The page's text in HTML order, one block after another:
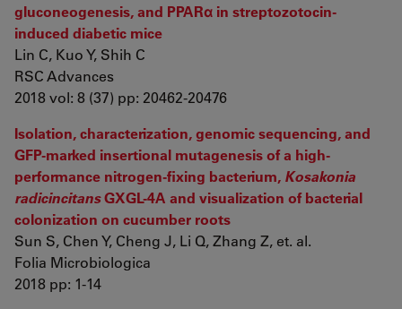
gluconeogenesis, and PPARα in streptozotocin-
induced diabetic mice
Lin C, Kuo Y, Shih C
RSC Advances
2018 vol: 8 (37) pp: 20462-20476
Isolation, characterization, genomic sequencing, and
GFP-marked insertional mutagenesis of a high-
performance nitrogen-fixing bacterium, Kosakonia
radicincitansGXGL-4A and visualization of bacterial
colonization on cucumber roots
Sun S, Chen Y, Cheng J, Li Q, Zhang Z, et. al.
Folia Microbiologica
2018 pp: 1-14